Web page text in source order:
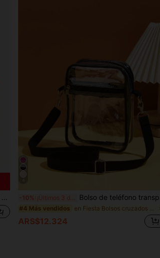
-10% Bolso de teléfono transparente mini para mujer, aprobado para estadios, tamaño 19 X 14.5 X 5 pulgadas, bolso de mano transparente, adecuado para conciertos, eventos deportivos, festivales y otras ocasiones.
#4 Más vendidos
ARS$12.324